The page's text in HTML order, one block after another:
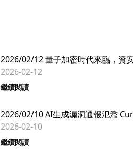
2026/02/12 量子加密時代來臨，資
2026-02-12
繼續閱讀
2026/02/10 AI生成漏洞通報氾濫
2026-02-10
繼續閱讀